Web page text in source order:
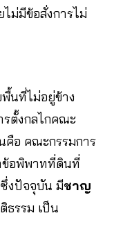
ไม่มีข้อสั่งการไม่
นที่ไม่อยู่ข้าง
ตั้งกลไกคณะ
คือ คณะกรรมการ
ข้อพิพาทที่ดินที่
ซึ่งปัจจุบัน มีชาญ
ธรรม เป็น